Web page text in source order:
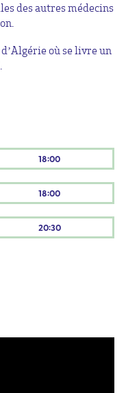
des autres médecins
où se livre un
18:00
18:00
20:30